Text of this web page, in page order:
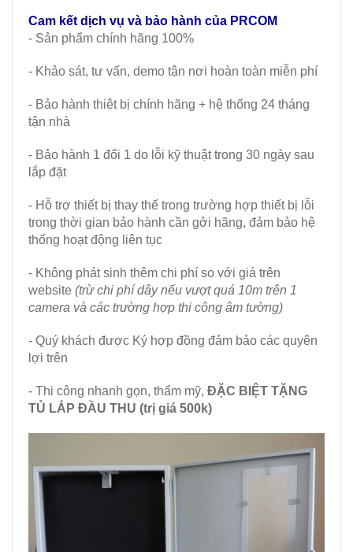
Cam kết dịch vụ và bảo hành của PRCOM
- Sản phẩm chính hãng 100%
- Khảo sát, tư vấn, demo tận nơi hoàn toàn miễn phí
- Bảo hành thiêt bị chính hãng + hệ thống 24 tháng
tận nhà
- Bảo hành 1 đổi 1 do lỗi kỹ thuật trong 30 ngày sau
lắp đặt
- Hỗ trợ thiết bị thay thế trong trường hợp thiết bị lỗi
trong thời gian bảo hành cần gởi hãng, đảm bảo hệ
thống hoạt động liên tục
- Không phát sinh thêm chi phí so với giá trên
website (trừ chi phí dây nếu vượt quá 10m trên 1
camera và các trường hợp thi công âm tường)
- Quý khách được Ký hợp đồng đảm bảo các quyên
lợi trên
- Thi công nhanh gọn, thẩm mỹ, ĐẶC BIỆT TẶNG
TỦ LẮP ĐẦU THU (trị giá 500k)